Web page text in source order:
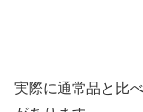
実際に通常品と比べ